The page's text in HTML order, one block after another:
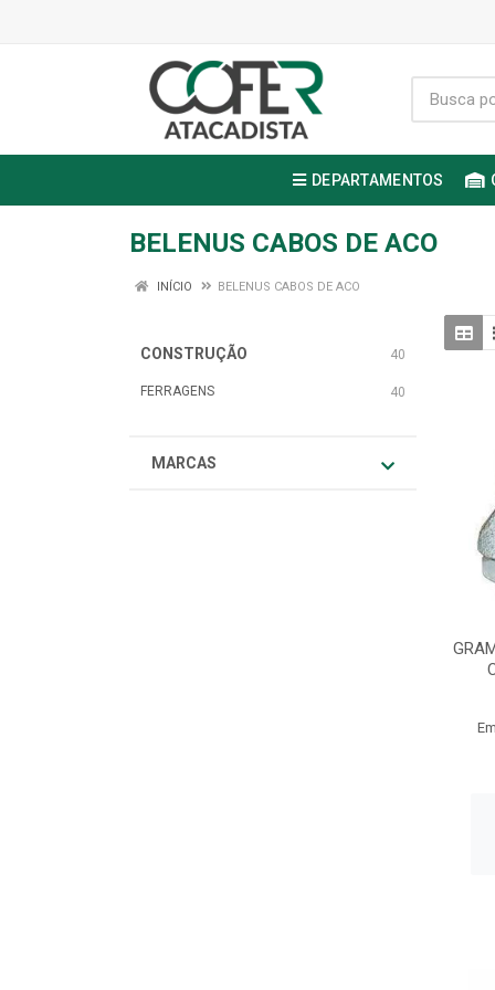
DEPARTAMENTOS
BELENUS CABOS DE ACO
INÍCIO BELENUS CABOS DE ACO
CONSTRUÇÃO 40
FERRAGENS 40
MARCAS